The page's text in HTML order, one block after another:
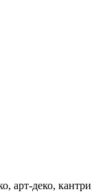
арт-деко,